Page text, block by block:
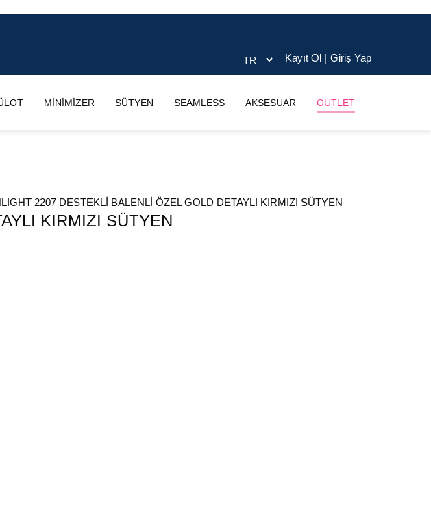
Giriş Yap
Kayıt Ol |
MİNİMİZER SÜTYEN SEAMLESS AKSESUAR OUTLET
KIRMIZI SÜTYEN